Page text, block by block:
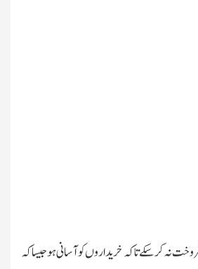
نہ کرسکے تاکہ خریداروں کو آسانی ہوجیساکہ